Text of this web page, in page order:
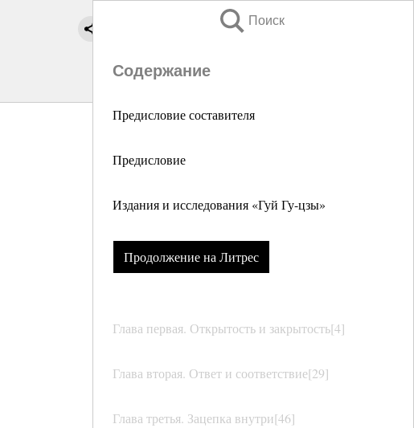
Поиск
Содержание
Предисловие составителя
Предисловие
Издания и исследования «Гуй Гу-цзы»
Продолжение на Литрес
Глава первая. Открытость и закрытость[4]
Глава вторая. Ответ и соответствие[29]
Глава третья. Зацепка внутри[46]